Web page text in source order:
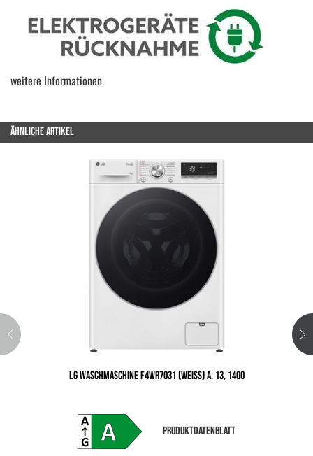
weitere Informationen
ÄHNLICHE ARTIKEL
LG WASCHMASCHINE F4WR7031 (WEISS) A, 13, 1400
PRODUKTDATENBLATT